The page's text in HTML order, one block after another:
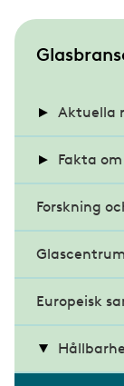
m
n
Aktuella
Fakta
Glasets
Råd och
Forskning
Europeisk